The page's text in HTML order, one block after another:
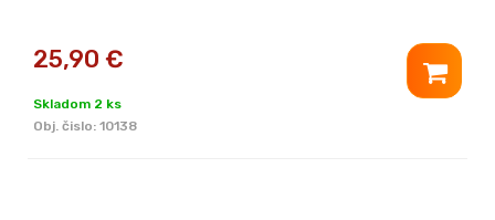
25,90 €
Skladom 2 ks
Obj. čislo: 10138